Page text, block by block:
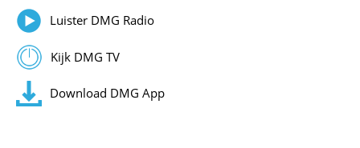
Luister DMG Radio
Kijk DMG TV
Download DMG App